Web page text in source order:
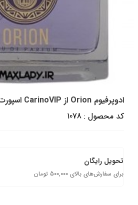
ادوپرفیوم Orion از CarinoVIP اسپورت 100 میل
کد محصول : 1078
تحویل رایگان
برای سفارش‌های بالای 500,000 تومان